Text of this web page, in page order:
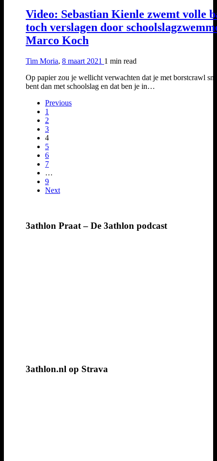
Video: Sebastian Kienle zwemt volle
toch verslagen door
Marco Koch
Tim Moria, 8 maart 2021 1 min read
Op papier zou je wellicht verwachten dat je met borstcrawl
bent dan met schoolslag en dat ben je in…
Previous
1
2
3
4
5
6
7
…
9
Next
3athlon Praat – De 3athlon podcast
3athlon.nl op Strava